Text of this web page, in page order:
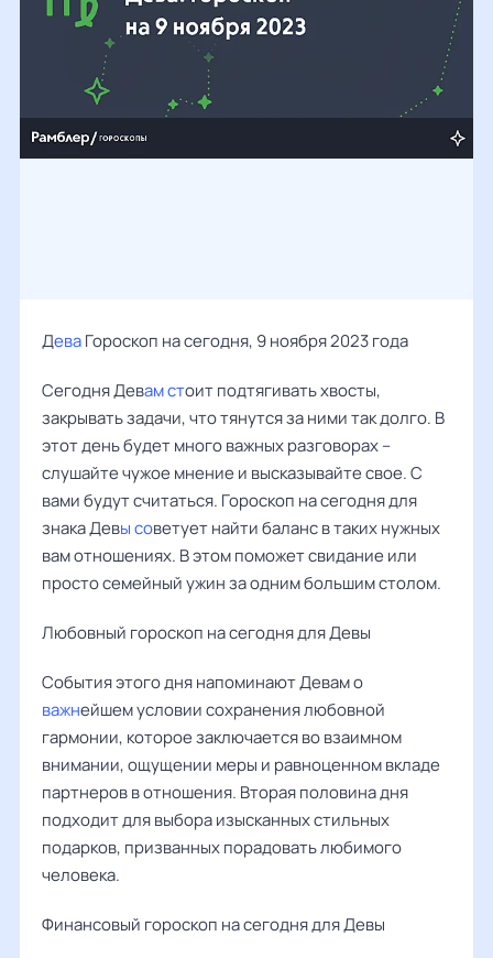
ДеваГороскоп на сегодня, 9 ноября 2023 года
Сегодня Девам стоит подтягивать хвосты,
закрывать задачи, что тянутся за ними так долго. В
этот день будет много важных разговорах –
слушайте чужое мнение и высказывайте свое. С
вами будут считаться. Гороскоп на сегодня для
знака Девы советует найти баланс в таких нужных
вам отношениях. В этом поможет свидание или
просто семейный ужин за одним большим столом.
Любовный гороскоп на сегодня для Девы
События этого дня напоминают Девам о
важнейшем условии сохранения любовной
гармонии, которое заключается во взаимном
внимании, ощущении меры и равноценном вкладе
партнеров в отношения. Вторая половина дня
подходит для выбора изысканных стильных
подарков, призванных порадовать любимого
человека.
Финансовый гороскоп на сегодня для Девы